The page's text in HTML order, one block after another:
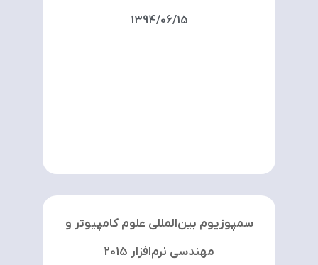
1394/06/15
سمپوزیوم بین‌المللی علوم کامپیوتر و
مهندسی نرم‌افزار 2015